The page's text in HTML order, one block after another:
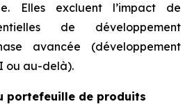
Elles excluent l’impact de
de développement
avancée (développement
ou au-delà).
portefeuille de produits